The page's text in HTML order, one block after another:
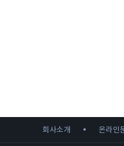
회사소개 온라인